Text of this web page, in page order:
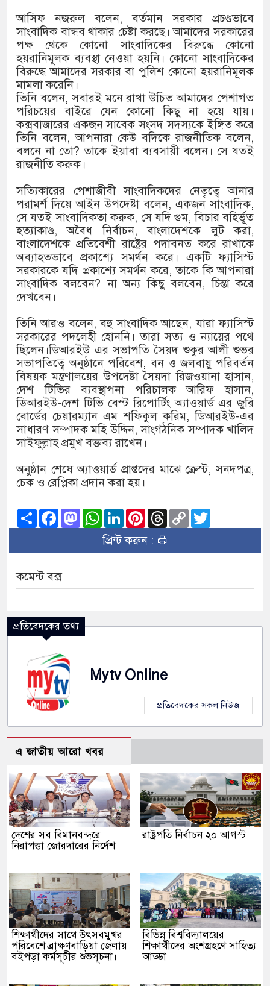
প্রেমের সম্পর্ক ছিন্ন না করায় মা-
প্রধানমন্ত্রীর সঙ্গে নবনিযুক্ত
হামের উপসর্গে আরও ৬ প্রাণহানি,
অবশেষে পদত্যাগ করলেন ভারতের
জামায়াত ফেরেশতাদের দল নয়,
আসিফ নজরুল বলেন, বর্তমান সরকার প্রচণ্ডভাবে
সাংবাদিক বান্ধব থাকার চেষ্টা করছে। আমাদের সরকারের
পক্ষ থেকে কোনো সাংবাদিকের বিরুদ্ধে কোনো
হয়রানিমূলক ব্যবস্থা নেওয়া হয়নি। কোনো সাংবাদিকের
বিরুদ্ধে আমাদের সরকার বা পুলিশ কোনো হয়রানিমূলক
মামলা করেনি।
তিনি বলেন, সবারই মনে রাখা উচিত আমাদের পেশাগত
পরিচয়ের বাইরে যেন কোনো কিছু না হয়ে যায়।
কক্সবাজারের একজন সাবেক সংসদ সদস্যকে ইঙ্গিত করে
তিনি বলেন, আপনারা কেউ বদিকে রাজনীতিক বলেন,
বলনে না তো? তাকে ইয়াবা ব্যবসায়ী বলেন। সে যতই
রাজনীতি করুক।
সত্যিকারের পেশাজীবী সাংবাদিকদের নেতৃত্বে আনার
পরামর্শ দিয়ে আইন উপদেষ্টা বলেন, একজন সাংবাদিক,
সে যতই সাংবাদিকতা করুক, সে যদি গুম, বিচার বহির্ভূত
হত্যাকাণ্ড, অবৈধ নির্বাচন, বাংলাদেশকে লুট করা,
বাংলাদেশকে প্রতিবেশী রাষ্ট্রের পদাবনত করে রাখাকে
অব্যাহতভাবে প্রকাশ্যে সমর্থন করে। একটি ফ্যাসিস্ট
সরকারকে যদি প্রকাশ্যে সমর্থন করে, তাকে কি আপনারা
সাংবাদিক বলবেন? না অন্য কিছু বলবেন, চিন্তা করে
দেখবেন।
তিনি আরও বলেন, বহু সাংবাদিক আছেন, যারা ফ্যাসিস্ট
সরকারের পদলেহী হোননি। তারা সত্য ও ন্যায়ের পথে
ছিলেন।ডিআরইউ এর সভাপতি সৈয়দ শুকুর আলী শুভর
সভাপতিত্বে অনুষ্ঠানে পরিবেশ, বন ও জলবায়ু পরিবর্তন
বিষয়ক মন্ত্রণালয়ের উপদেষ্টা সৈয়দা রিজওয়ানা হাসান,
দেশ টিভির ব্যবস্থাপনা পরিচালক আরিফ হাসান,
ডিআরইউ-দেশ টিভি বেস্ট রিপোর্টিং অ্যাওয়ার্ড এর জুরি
বোর্ডের চেয়ারম্যান এম শফিকুল করিম, ডিআরইউ-এর
সাধারণ সম্পাদক মহি উদ্দিন, সাংগঠনিক সম্পাদক খালিদ
সাইফুল্লাহ প্রমুখ বক্তব্য রাখেন।
অনুষ্ঠান শেষে অ্যাওয়ার্ড প্রাপ্তদের মাঝে ক্রেস্ট, সনদপত্র,
চেক ও রেপ্লিকা প্রদান করা হয়।
ShareFacebook
Mastodon
WhatsApp
LinkedInPinterest
Threads
Copy
Link
প্রিন্ট করুন :
কমেন্ট বক্স
প্রতিবেদকের তথ্য
Mytv Online
প্রতিবেদকের সকল নিউজ
এ জাতীয় আরো খবর
দেশের সব বিমানবন্দরে
নিরাপত্তা জোরদারের নির্দেশ
রাষ্ট্রপতি নির্বাচন ২০ আগস্ট
শিক্ষার্থীদের সাথে উৎসবমুখর
পরিবেশে ব্রাক্ষণবাড়িয়া জেলায়
বইপড়া কর্মসূচীর শুভসূচনা।
বিভিন্ন বিশ্ববিদ্যালয়ের
শিক্ষার্থীদের অংশগ্রহণে সাহিত্য
আড্ডা